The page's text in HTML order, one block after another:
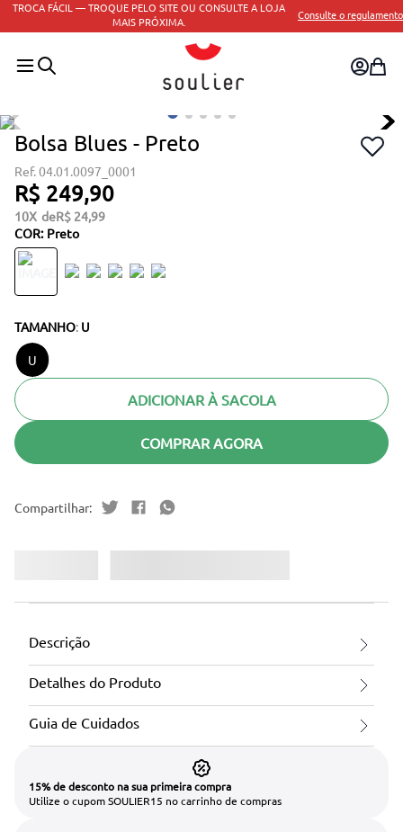
TROCA FÁCIL — TROQUE PELO SITE OU CONSULTE A LOJA
MAIS PRÓXIMA.
Consulte o regulamento
Bolsa Blues - Preto
04.01.0097_0001
R$ 249,90
10 R$ 24,99
COR: Preto
TAMANHO: U
U
ADICIONAR À SACOLA
COMPRAR AGORA
Descrição
Detalhes do Produto
Guia de Cuidados
15% de desconto na sua primeira compra
Utilize o cupom SOULIER15 no carrinho de compras